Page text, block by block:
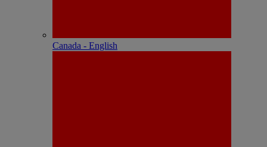
Canada - English